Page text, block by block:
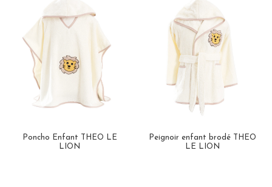
Poncho Enfant THEO LE
LION
Peignoir enfant brodé THEO
LE LION